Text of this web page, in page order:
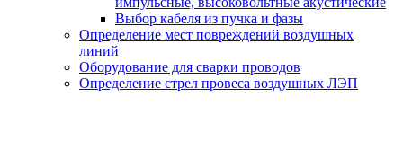
Выбор кабеля из пучка и фазы
Определение мест повреждений воздушных
линий
Оборудование для сварки проводов
Определение стрел провеса воздушных ЛЭП